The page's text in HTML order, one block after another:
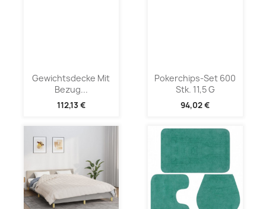
Gewichtsdecke Mit
Bezug...
112,13 €
Pokerchips-Set 600
Stk. 11,5 G
94,02 €